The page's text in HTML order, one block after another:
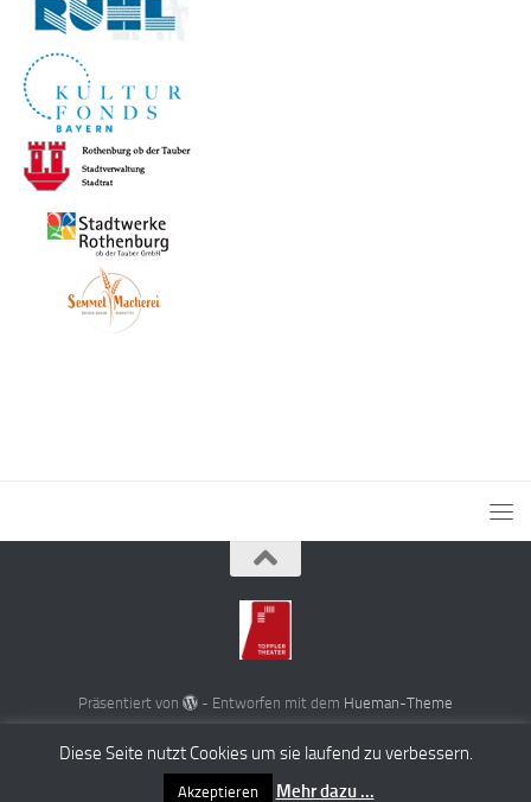
Präsentiert von - Entworfen mit dem Hueman-Theme
Diese Seite nutzt Cookies um sie laufend zu verbessern.
Akzeptieren Mehr dazu ...